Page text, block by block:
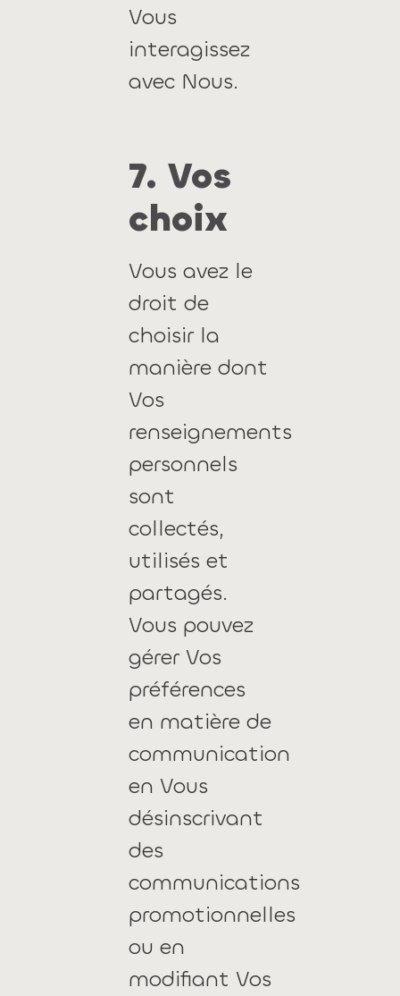
Vous
interagissez
avec Nous.
7. Vos
choix
Vous avez le
droit de
choisir la
manière dont
Vos
renseignements
personnels
sont
collectés,
utilisés et
partagés.
Vous pouvez
gérer Vos
préférences
en matière de
communication
en Vous
désinscrivant
des
communications
promotionnelles
ou en
modifiant Vos